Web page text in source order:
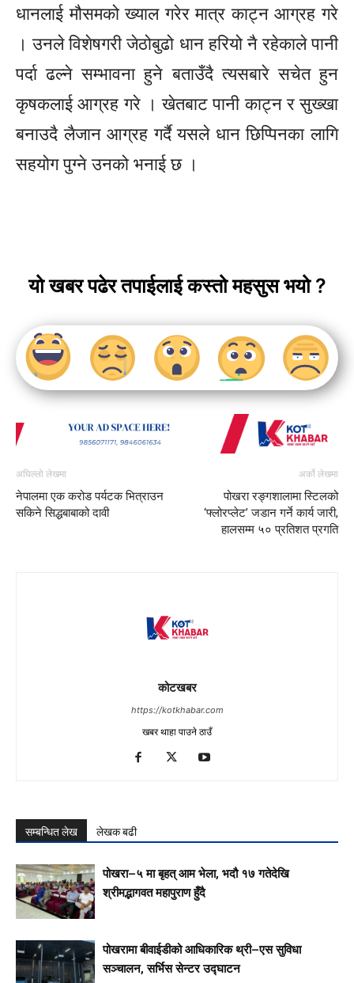
धानलाई मौसमको ख्याल गरेर मात्र काट्न आग्रह गरे
। उनले विशेषगरी जेठोबुढो धान हरियो नै रहेकाले पानी
पर्दा ढल्ने सम्भावना हुने बताउँदै त्यसबारे सचेत हुन
कृषकलाई आग्रह गरे । खेतबाट पानी काट्न र सुख्खा
बनाउदै लैजान आग्रह गर्दै यसले धान छिप्पिनका लागि
सहयोग पुग्ने उनको भनाई छ ।
यो खबर पढेर तपाईलाई कस्तो महसुस भयो ?
अघिल्लो लेखमा
नेपालमा एक करोड पर्यटक भित्राउन
सकिने सिद्धबाबाको दावी
अर्को लेखमा
पोखरा रङ्गशालामा स्टिलको
‘फ्लोरप्लेट’ जडान गर्ने कार्य जारी,
हालसम्म ५० प्रतिशत प्रगति
कोटखबर
https://kotkhabar.com
खबर थाहा पाउने ठाउँ
सम्बन्धित लेख लेखक बढी
पोखरा–५ मा बृहत् आम भेला, भदौ १७ गतेदेखि
श्रीमद्भागवत महापुराण हुँदै
पोखरामा बीवाईडीको आधिकारिक थ्री–एस सुविधा
सञ्चालन, सर्भिस सेन्टर उद्घाटन